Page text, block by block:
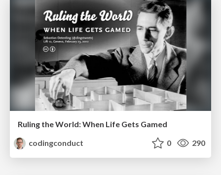
Ruling the World: When Life Gets Gamed
codingconduct
0 290